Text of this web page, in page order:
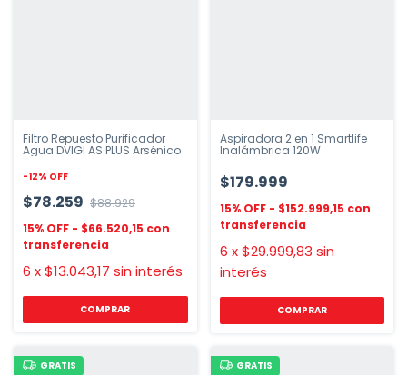
Filtro Repuesto Purificador
Agua DVIGI AS PLUS Arsénico
-12% OFF
$78.259 $88.929
$66.520,15
6 x$13.043,17 sin interés
COMPRAR
Aspiradora 2 en 1 Smartlife
Inalámbrica 120W
$179.999
$152.999,15
6 x$29.999,83 sin
interés
GRATIS GRATIS